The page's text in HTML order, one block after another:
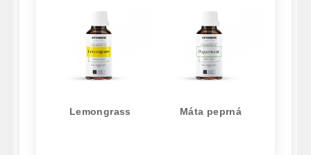
Lemongrass Máta peprná